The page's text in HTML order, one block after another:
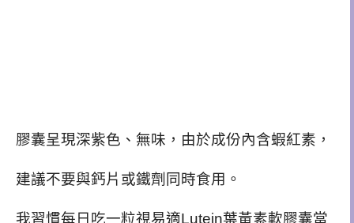
膠囊呈現深紫色、無味，由於成份內含蝦紅素，
建議不要與鈣片或鐵劑同時食用。
我習慣每日吃一粒視易適Lutein葉黃素軟膠囊當